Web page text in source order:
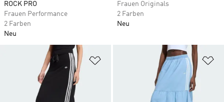
ROCK PRO
Frauen Performance
2 Farben
Neu
Frauen Originals
2 Farben
Neu
Zur Wunschliste hinzufügen